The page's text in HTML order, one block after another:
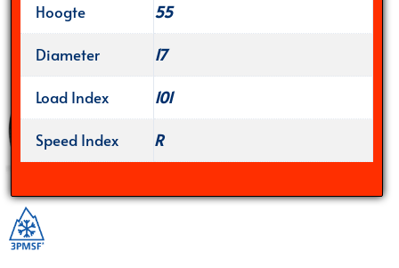
Hoogte
55
Diameter
17
Load Index
101
Speed Index
R